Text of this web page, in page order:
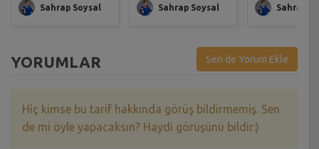
Sahrap Soysal Sahrap Soysal Sahrap
YORUMLAR Sen de Yorum Ekle
Hiç kimse bu tarif hakkında görüş bildirmemiş. Sen
de mi öyle yapacaksın? Haydi görüşünü bildir:)